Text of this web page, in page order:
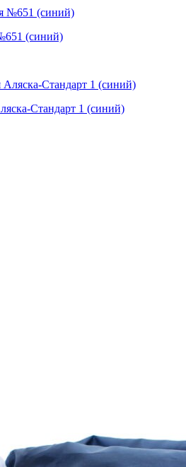
(синий)
Стандарт 1 (синий)